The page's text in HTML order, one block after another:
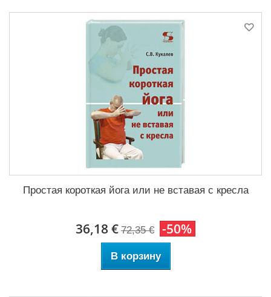
Простая короткая йога или не вставая с кресла
36,18 € 72,35 € -50%
В корзину